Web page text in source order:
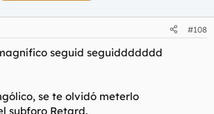
#108
seguid seguiddddddd
se te olvidó meterlo
subforo Retard.